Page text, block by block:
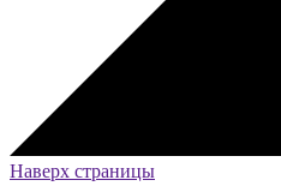
Наверх страницы